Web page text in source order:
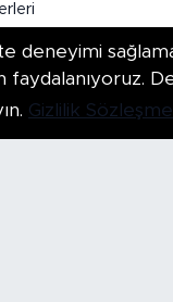
Arşivi Asayiş
Samsunspor TV-
deneyimi
faydalanıyoruz.
Gizlilik